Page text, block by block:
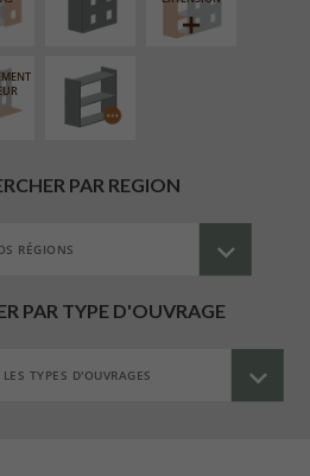
PARTICULIER
PAR REGION
PAR TYPE D'OUVRAGE